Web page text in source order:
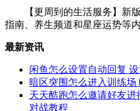
【更周到的生活服务】新版
指南、养生频道和星座运势等
最新资讯
闲鱼怎么设置自动回复
暗区突围怎么进入训练
天天酷跑怎么邀请好友
对战教程